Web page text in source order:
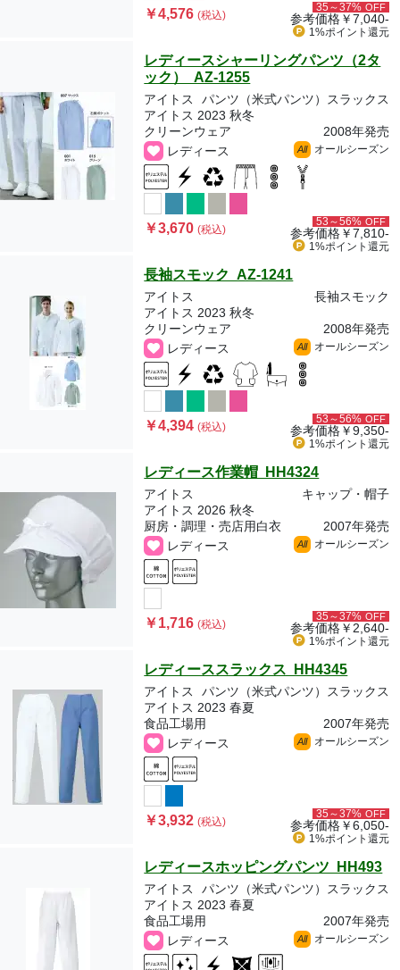
￥4,576(税込)
35～37% OFF
参考価格￥7,040-
1%ポイント 還元
レディースシャーリングパンツ（2タ
ック） AZ-1255
アイトス
パンツ（米式パンツ）スラックス
アイトス 2023 秋冬
クリーンウェア
2008年発売
レディース
All オールシーズン
￥3,670(税込)
53～56% OFF
参考価格￥7,810-
1%ポイント 還元
長袖スモック AZ-1241
アイトス
長袖スモック
アイトス 2023 秋冬
クリーンウェア
2008年発売
レディース
All オールシーズン
￥4,394(税込)
53～56% OFF
参考価格￥9,350-
1%ポイント 還元
レディース作業帽 HH4324
アイトス
キャップ・帽子
アイトス 2026 秋冬
厨房・調理・売店用白衣
2007年発売
レディース
All オールシーズン
￥1,716(税込)
35～37% OFF
参考価格￥2,640-
1%ポイント 還元
レディーススラックス HH4345
アイトス
パンツ（米式パンツ）スラックス
アイトス 2023 春夏
食品工場用
2007年発売
レディース
All オールシーズン
￥3,932(税込)
35～37% OFF
参考価格￥6,050-
1%ポイント 還元
レディースホッピングパンツ HH493
アイトス
パンツ（米式パンツ）スラックス
アイトス 2023 春夏
食品工場用
2007年発売
レディース
All オールシーズン